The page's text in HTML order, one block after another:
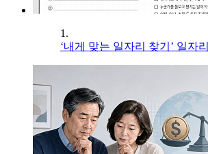
1.
‘내게 맞는 일자리 찾기’ 일자